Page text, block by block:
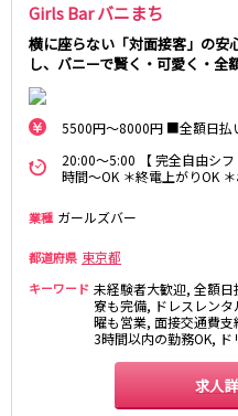
Girls Bar バニまち
横に座らない「対面接客」の安
し、バニーで賢く・可愛く・全
5500円～8000円 ■全額日払
20:00～5:00 【 完全自由シ
時間～OK ＊終電上がりOK
業種 ガールズバー
都道府県 東京都
キーワード 未経験者大歓迎, 全額
寮も完備, ドレスレン
曜も営業, 面接交通費
3時間以内の勤務OK, ド
求人
西武新宿線
久米川駅
高田馬場駅
関内駅
桜木町駅
西武池袋線